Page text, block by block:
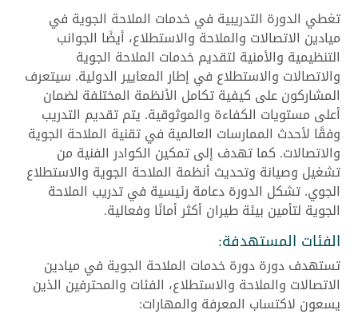
تغطي الدورة التدريبية في خدمات الملاحة الجوية في
ميادين الاتصالات والملاحة والاستطلاع، أيضًا الجوانب
التنظيمية والأمنية لتقديم خدمات الملاحة الجوية
والاتصالات والاستطلاع في إطار المعايير الدولية. سيتعرف
المشاركون على كيفية تكامل الأنظمة المختلفة لضمان
أعلى مستويات الكفاءة والموثوقية. يتم تقديم التدريب
وفقًا لأحدث الممارسات العالمية في تقنية الملاحة الجوية
والاتصالات. كما تهدف إلى تمكين الكوادر الفنية من
تشغيل وصيانة وتحديث أنظمة الملاحة الجوية والاستطلاع
الجوي. تشكل الدورة دعامة رئيسية في تدريب الملاحة
الجوية لتأمين بيئة طيران أكثر أمانًا وفعالية.
الفئات المستهدفة:
تستهدف دورة دورة خدمات الملاحة الجوية في ميادين
الاتصالات والملاحة والاستطلاع، الفئات والمحترفين الذين
يسعون لاكتساب المعرفة والمهارات: